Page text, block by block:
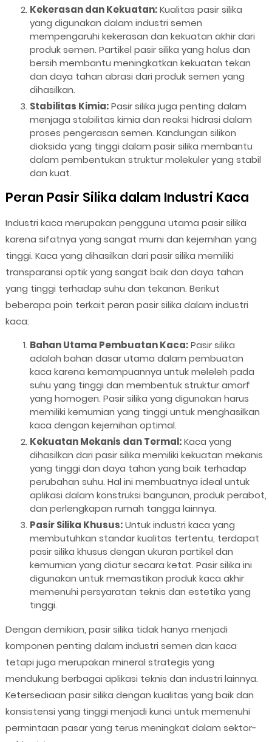
Kekerasan dan Kekuatan:Kualitas pasir silika
yang digunakan dalam industri semen
mempengaruhi kekerasan dan kekuatan akhir dari
produk semen. Partikel pasir silika yang halus dan
bersih membantu meningkatkan kekuatan tekan
dan daya tahan abrasi dari produk semen yang
dihasilkan.
Stabilitas Kimia:Pasir silika juga penting dalam
menjaga stabilitas kimia dan reaksi hidrasi dalam
proses pengerasan semen. Kandungan silikon
dioksida yang tinggi dalam pasir silika membantu
dalam pembentukan struktur molekuler yang stabil
dan kuat.
Peran Pasir Silika dalam Industri Kaca
Industri kaca merupakan pengguna utama pasir silika
karena sifatnya yang sangat murni dan kejernihan yang
tinggi. Kaca yang dihasilkan dari pasir silika memiliki
transparansi optik yang sangat baik dan daya tahan
yang tinggi terhadap suhu dan tekanan. Berikut
beberapa poin terkait peran pasir silika dalam industri
kaca:
Bahan Utama Pembuatan Kaca:Pasir silika
adalah bahan dasar utama dalam pembuatan
kaca karena kemampuannya untuk meleleh pada
suhu yang tinggi dan membentuk struktur amorf
yang homogen. Pasir silika yang digunakan harus
memiliki kemurnian yang tinggi untuk menghasilkan
kaca dengan kejernihan optimal.
Kekuatan Mekanis dan Termal:Kaca yang
dihasilkan dari pasir silika memiliki kekuatan mekanis
yang tinggi dan daya tahan yang baik terhadap
perubahan suhu. Hal ini membuatnya ideal untuk
aplikasi dalam konstruksi bangunan, produk perabot,
dan perlengkapan rumah tangga lainnya.
Pasir Silika Khusus:Untuk industri kaca yang
membutuhkan standar kualitas tertentu, terdapat
pasir silika khusus dengan ukuran partikel dan
kemurnian yang diatur secara ketat. Pasir silika ini
digunakan untuk memastikan produk kaca akhir
memenuhi persyaratan teknis dan estetika yang
tinggi.
Dengan demikian, pasir silika tidak hanya menjadi
komponen penting dalam industri semen dan kaca
tetapi juga merupakan mineral strategis yang
mendukung berbagai aplikasi teknis dan industri lainnya.
Ketersediaan pasir silika dengan kualitas yang baik dan
konsistensi yang tinggi menjadi kunci untuk memenuhi
permintaan pasar yang terus meningkat dalam sektor-